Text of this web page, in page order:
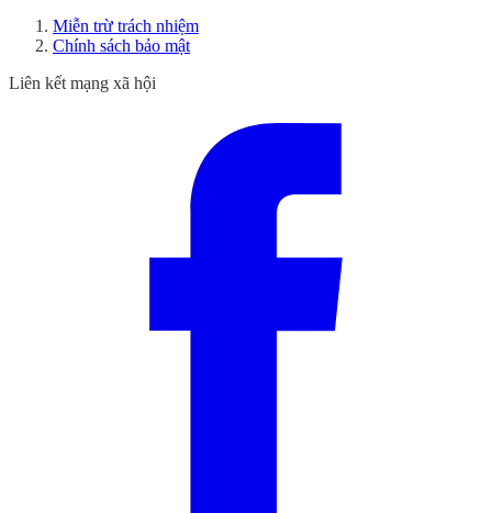
Miễn trừ trách nhiệm
Chính sách bảo mật
Liên kết mạng xã hội